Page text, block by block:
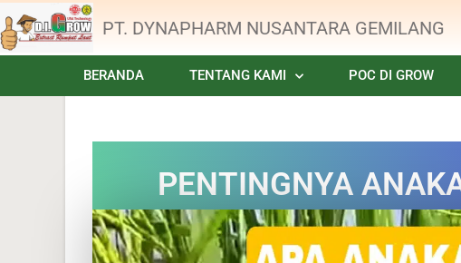
PT. DYNAPHARM NUSANTARA GEMILANG
BERANDA TENTANG KAMI POC DI GROW
PENTINGNYA